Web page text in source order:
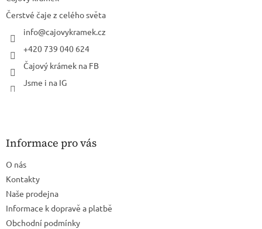
Čerstvé čaje z celého světa
info@cajovykramek.cz
+420 739 040 624
Čajový krámek na FB
Jsme i na IG
Informace pro vás
O nás
Kontakty
Naše prodejna
Informace k dopravě a platbě
Obchodní podmínky